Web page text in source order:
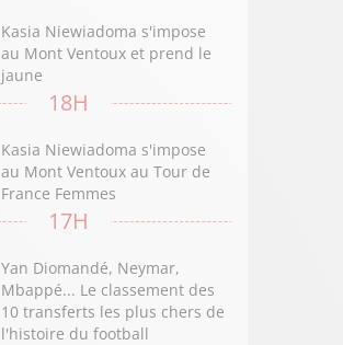
Kasia Niewiadoma s'impose
au Mont Ventoux et prend le
jaune
18H
Kasia Niewiadoma s'impose
au Mont Ventoux au Tour de
France Femmes
17H
Yan Diomandé, Neymar,
Mbappé... Le classement des
10 transferts les plus chers de
l'histoire du football